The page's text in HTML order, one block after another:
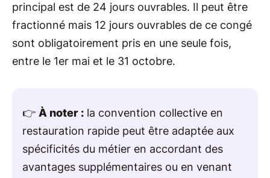
principal est de 24 jours ouvrables. Il peut être
fractionné mais 12 jours ouvrables de ce congé
sont obligatoirement pris en une seule fois,
entre le 1er mai et le 31 octobre.
👉 À noter : la convention collective en
restauration rapide peut être adaptée aux
spécificités du métier en accordant des
avantages supplémentaires ou en venant